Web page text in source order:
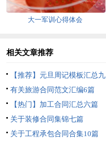
大一军训心得体会
相关文章推荐
【推荐】元旦周记模板汇总九
篇有关旅游合同范文汇编6篇
【热门】加工合同汇总六篇
关于装修合同集锦七篇
关于工程承包合同合集10篇